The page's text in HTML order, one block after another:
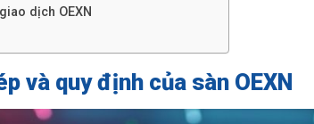
dịch OEXN
và quy định của sàn OEXN